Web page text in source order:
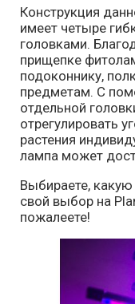
Конструкция
имеет четыре
головками.
прищепке
подоконнику,
предметам. С
отдельной
отрегулировать
растения
лампа может
Выбираете,
свой выбор на
пожалеете!